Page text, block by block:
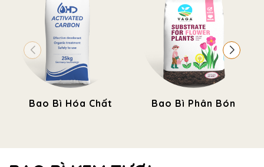
Bao Bì Hóa Chất Bao Bì Phân Bón